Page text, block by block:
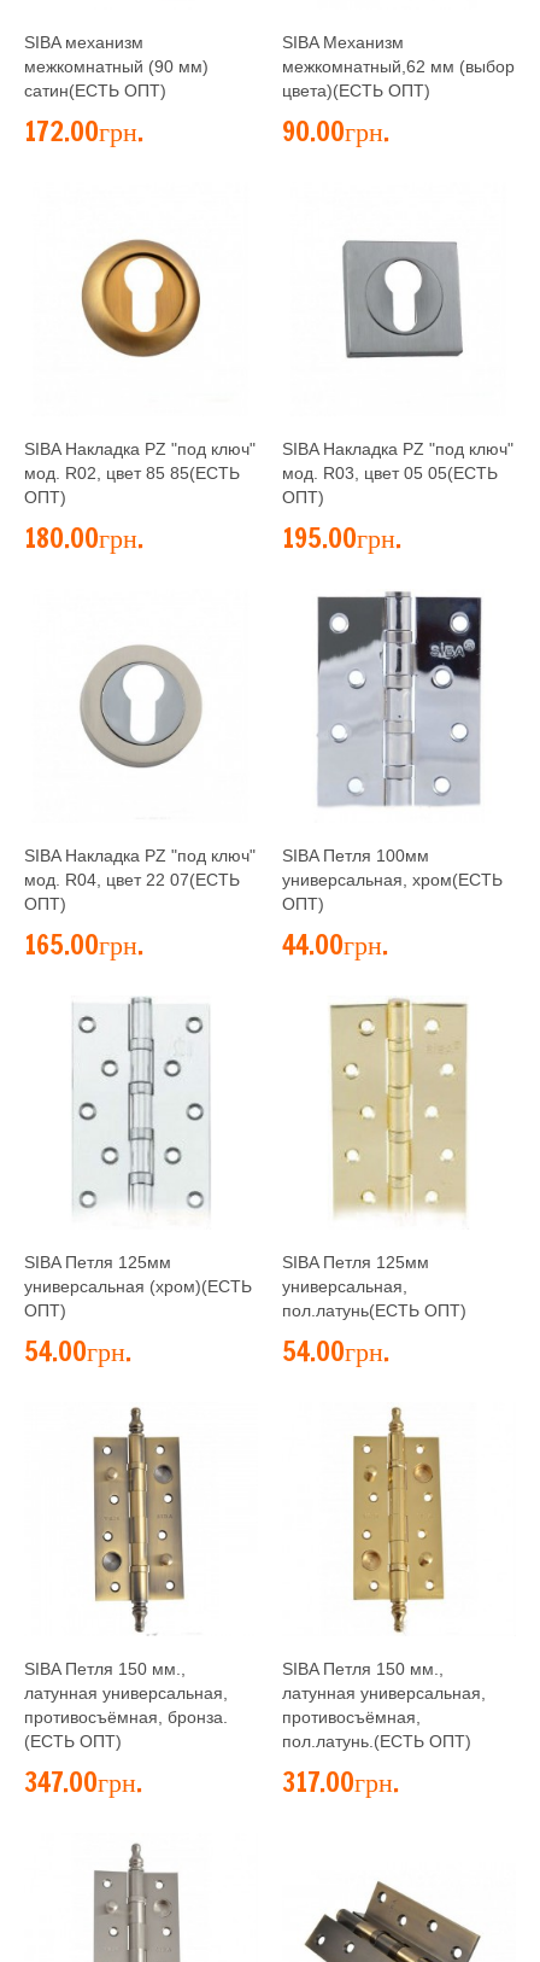
SIBA механизм
межкомнатный (90 мм)
сатин(ЕСТЬ ОПТ)
172.00грн.
SIBA Механизм
межкомнатный,62 мм (выбор
цвета)(ЕСТЬ ОПТ)
90.00грн.
SIBA Накладка PZ "под ключ"
мод. R02, цвет 85 85(ЕСТЬ
ОПТ)
180.00грн.
SIBA Накладка PZ "под ключ"
мод. R03, цвет 05 05(ЕСТЬ
ОПТ)
195.00грн.
SIBA Накладка PZ "под ключ"
мод. R04, цвет 22 07(ЕСТЬ
ОПТ)
165.00грн.
SIBA Петля 100мм
универсальная, хром(ЕСТЬ
ОПТ)
44.00грн.
SIBA Петля 125мм
универсальная (хром)(ЕСТЬ
ОПТ)
54.00грн.
SIBA Петля 125мм
универсальная,
пол.латунь(ЕСТЬ ОПТ)
54.00грн.
SIBA Петля 150 мм.,
латунная универсальная,
противосъёмная, бронза.
(ЕСТЬ ОПТ)
347.00грн.
SIBA Петля 150 мм.,
латунная универсальная,
противосъёмная,
пол.латунь.(ЕСТЬ ОПТ)
317.00грн.